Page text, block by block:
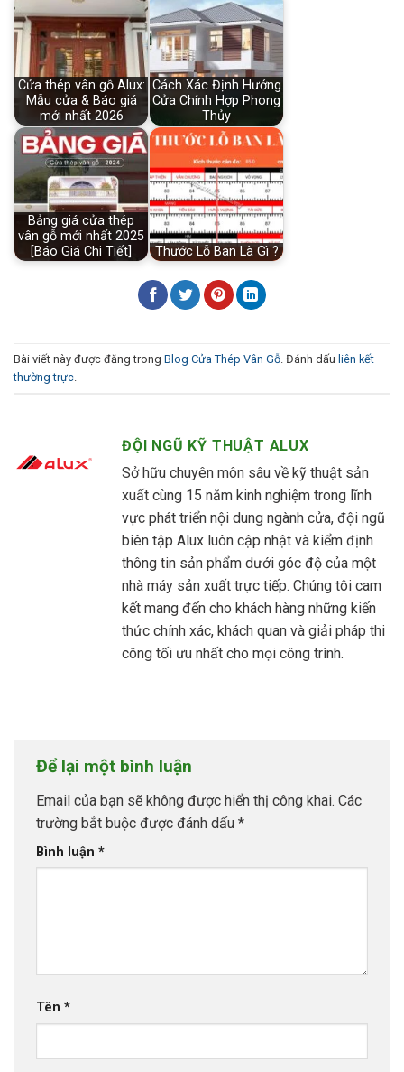
Cửa thép vân gỗ Alux:
Mẫu cửa & Báo giá
mới nhất 2026
Cách Xác Định Hướng
Cửa Chính Hợp Phong
Thủy
Bảng giá cửa thép
vân gỗ mới nhất 2025
[Báo Giá Chi Tiết]
Thước Lỗ Ban Là Gì ?
Bài viết này được đăng trong Blog Cửa Thép Vân Gỗ . Đánh dấu liên kết
thường trực
ĐỘI NGŨ KỸ THUẬT ALUX
Sở hữu chuyên môn sâu về kỹ thuật sản
xuất cùng 15 năm kinh nghiệm trong lĩnh
vực phát triển nội dung ngành cửa, đội ngũ
biên tập Alux luôn cập nhật và kiểm định
thông tin sản phẩm dưới góc độ của một
nhà máy sản xuất trực tiếp. Chúng tôi cam
kết mang đến cho khách hàng những kiến
thức chính xác, khách quan và giải pháp thi
công tối ưu nhất cho mọi công trình.
Để lại một bình luận
Email của bạn sẽ không được hiển thị công khai. Các
trường bắt buộc được đánh dấu *
Bình luận *
Tên *